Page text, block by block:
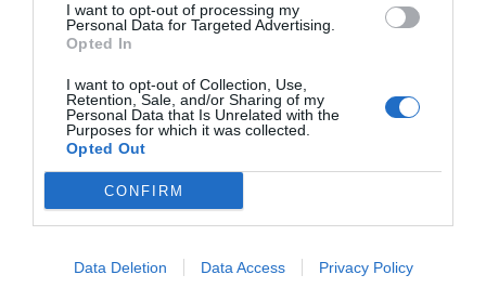
I want to opt-out of processing my
Personal Data for Targeted Advertising.
Opted In
I want to opt-out of Collection, Use,
Retention, Sale, and/or Sharing of my
Personal Data that Is Unrelated with the
Purposes for which it was collected.
Opted Out
CONFIRM
Data Deletion Data Access Privacy Policy
Αποστολή